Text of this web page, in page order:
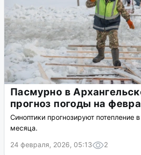
Пасмурно в
прогноз погоды на
Синоптики прогнозируют потепление
месяца.
24 февраля, 2026, 05:13
2